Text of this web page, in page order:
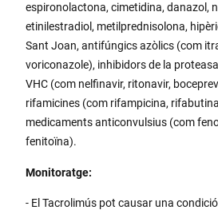
espironolactona, cimetidina, danazol,
etinilestradiol, metilprednisolona,
Sant Joan, antifúngics azòlics (com
voriconazole), inhibidors de la proteasa
VHC (com nelfinavir, ritonavir,
rifamicines (com rifampicina,
medicaments anticonvulsius (com
fenitoïna).
Monitoratge:
- El Tacrolimús pot causar una